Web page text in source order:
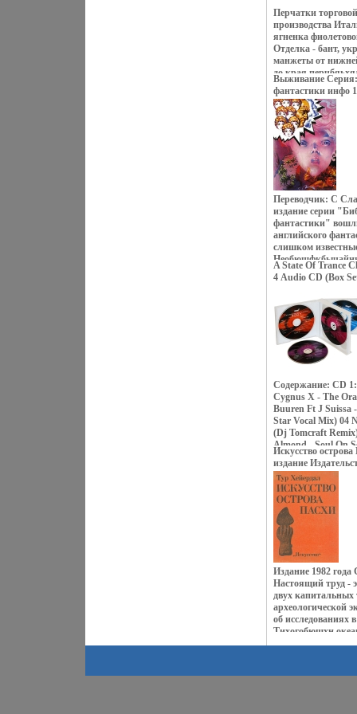
Перчатки
производства
ягненка
Отделка - бант,
манжеты от
до края
ладонной стороне
"митенка"
Eleganzza Цвет:
Страна: Италия.
Выживание Серия:
фантастики инфо
Переводчик: С
издание серии
фантастики"
английского
слишком
это: Добро или
обычный человек
известный
Хризалинды c 5-
286 Избери пути
c 337-360 Автор
Настоящее имя -
Бейнон Харрис
Высшего
заработать на
работой - был и
продавцом, и
20-ых .
A State Of Trance
4 Audio CD (Box
Лицензионные
аудионосителей
издание инфо
Содержание: CD
Cygnus X - The
Buuren Ft J Suissa
Star Vocal Mix) 04
(Dj Tomcraft
Almond - Soul On
(Armin Van Buuren
Satelite (Above &
And Solace
Of Consciousness
Mix) CD 2: 01
Ferry Corsten -
Vincent De Moor -
Xpander 06
Beyond - No One
Remix) 08 Igor S -
Gtr - Mistral CD 3:
Another Day (Feat
Simulated 03
(Paul Van Dyk
Mindcircus
(Thrillseekers
Искусство
издание
Твердый
инфо 9885t.
Издание 1982
Настоящий труд -
двух капитальных
археологической
об исследованиях
Тихогобющхн
"Стил-трейдинг,
английского